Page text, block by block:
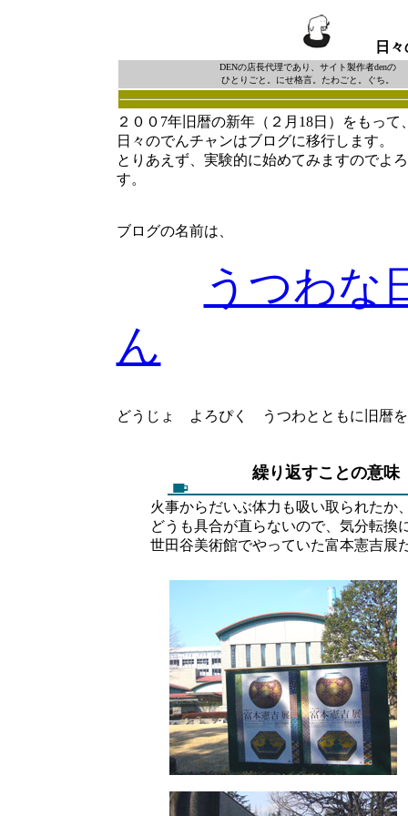
日
DENの店長代理であり、サイト製作者denの
ひとりごと。にせ格言。たわごと。ぐち。
２００7年旧暦の新年（２月18日）をもって
日々のでんチャンはブログに移行します。
とりあえず、実験的に始めてみますのでよ
す。
ブログの名前は、
うつわな
ん
どうじょ よろぴく うつわとともに旧暦を
繰り返すことの
火事からだいぶ体力も吸い取られたか
どうも具合が直らないので、気分転換
世田谷美術館でやっていた富本憲吉展